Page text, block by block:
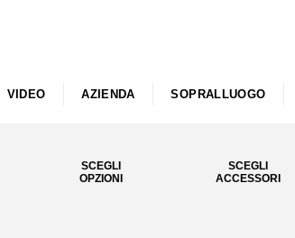
VIDEO AZIENDA SOPRALLUOGO
SCEGLI
OPZIONI
SCEGLI
ACCESSORI